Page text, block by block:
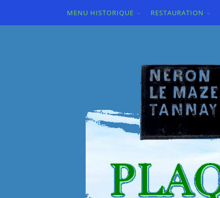
MENU HISTORIQUE RESTAURATION